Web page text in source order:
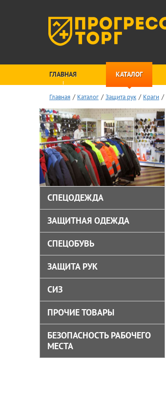
ГЛАВНАЯ КАТАЛОГ
Главная Каталог Защита рук Краги
СПЕЦОДЕЖДА
ЗАЩИТНАЯ ОДЕЖДА
СПЕЦОБУВЬ
ЗАЩИТА РУК
СИЗ
ПРОЧИЕ ТОВАРЫ
БЕЗОПАСНОСТЬ РАБОЧЕГО
МЕСТА